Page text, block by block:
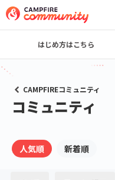
はじめ方はこちら
CAMPFIREコミュニティ
コミュニティ
人気順 新着順